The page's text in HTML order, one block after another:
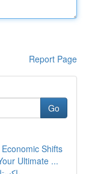
Report Page
Go
Shifts
Ultimate ...